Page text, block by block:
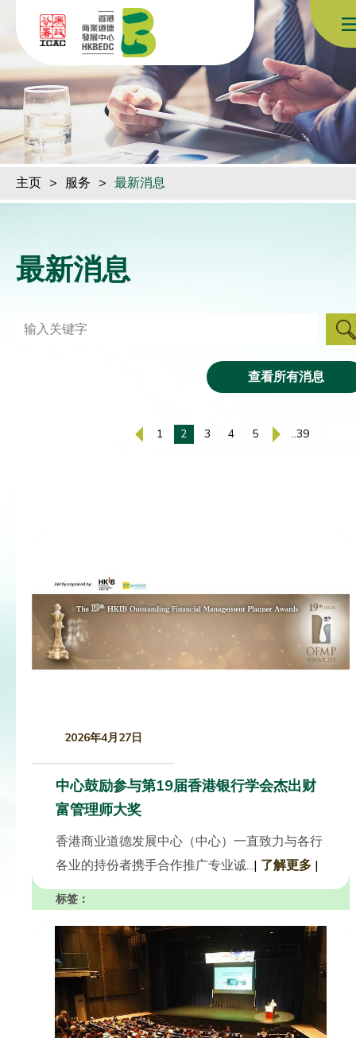
跳到内容（按回车键）
主页 > 服务 > 最新消息
最新消息
查看所有消息
1 2 3 4 5 ..39
2026年4月27日
中心鼓励参与第19届香港银行学会杰出财
富管理师大奖
香港商业道德发展中心（中心）一直致力与各行
各业的持份者携手合作推广专业诚...| 了解更多 |
标签：